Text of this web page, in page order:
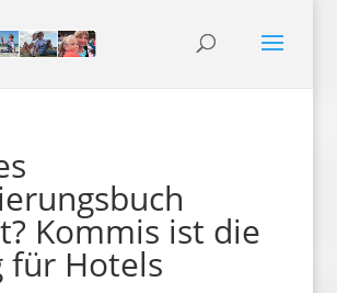
Kommis ist die
für Hotels